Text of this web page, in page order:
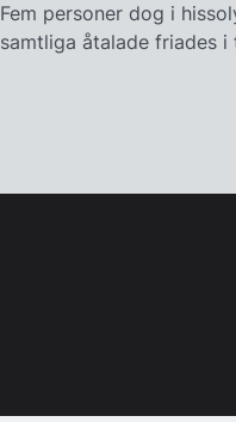
Fem personer dog i
samtliga åtalade friades i